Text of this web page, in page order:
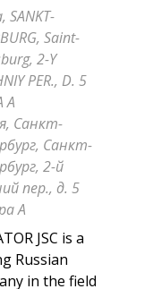
SANKT-
Saint-
2-Y
PER., D. 5
A
Санкт-
Санкт-
2-й
пер., д. 5
А
JSC is a
Russian
in the field